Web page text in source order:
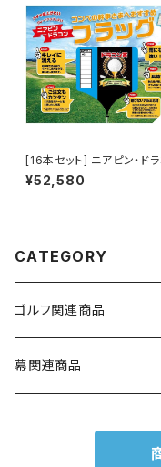
[16本セット] ニアピン・ド
フラッグ（両面印刷）
¥52,580
CATEGORY
ゴルフ関連商品
幕関連商品